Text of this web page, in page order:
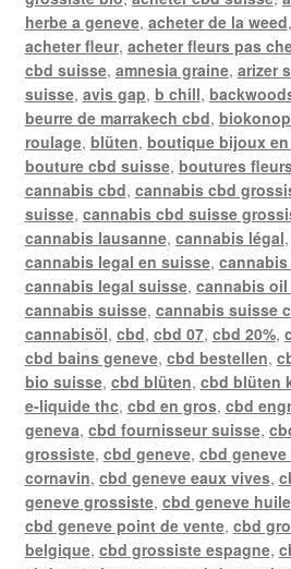
herbe a geneve, acheter de la weed,
acheter fleur, acheter fleurs pas
cbd suisse, amnesia graine, arizer
suisse, avis gap, b chill,
beurre de marrakech cbd,
roulage, blüten, boutique bijoux
bouture cbd suisse, boutures
cannabis cbd, cannabis cbd
suisse, cannabis cbd suisse
cannabis lausanne, cannabis légal,
cannabis legal en suisse,
cannabis legal suisse, cannabis oil
cannabis suisse, cannabis suisse
cannabisöl, cbd, cbd 07, cbd 20%,
cbd bains geneve, cbd bestellen,
bio suisse, cbd blüten, cbd blüten
e-liquide thc, cbd en gros, cbd
geneva, cbd fournisseur suisse,
grossiste, cbd geneve, cbd
cornavin, cbd geneve eaux vives,
geneve grossiste, cbd geneve huile
cbd geneve point de vente, cbd
belgique, cbd grossiste espagne,